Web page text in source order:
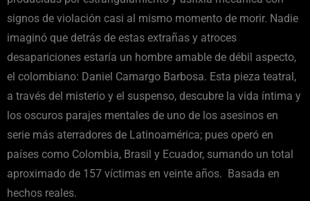
signos de violación casi al mismo momento de morir. Nadie
imaginó que detrás de estas extrañas y atroces
desapariciones estaría un hombre amable de débil aspecto,
el colombiano: Daniel Camargo Barbosa. Esta pieza teatral,
a través del misterio y el suspenso, descubre la vida íntima y
los oscuros parajes mentales de uno de los asesinos en
serie más aterradores de Latinoamérica; pues operó en
países como Colombia, Brasil y Ecuador, sumando un total
aproximado de 157 víctimas en veinte años. Basada en
hechos reales.